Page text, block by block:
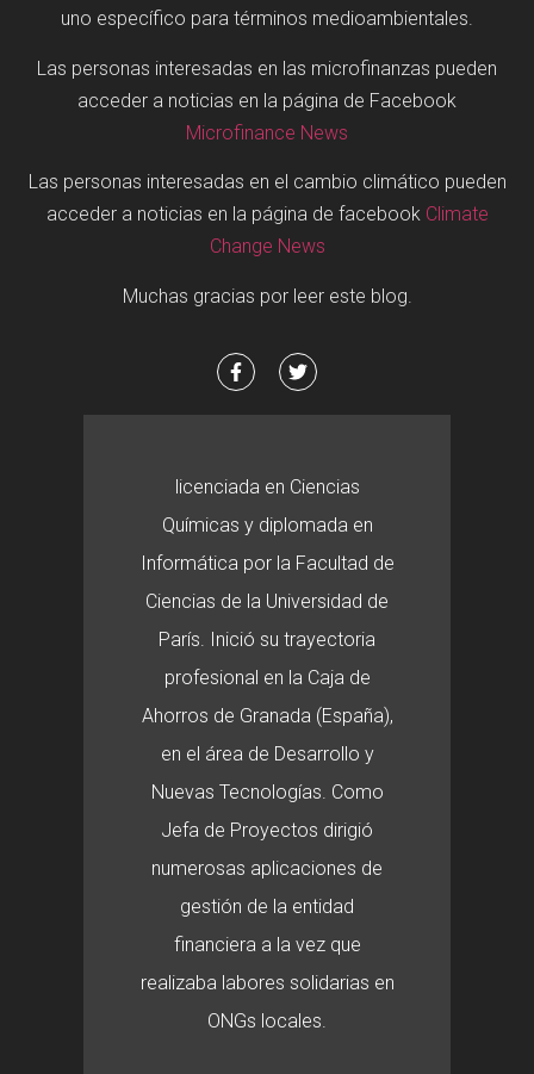
uno específico para términos medioambientales.
Las personas interesadas en las microfinanzas pueden
acceder a noticias en la página de Facebook
Microfinance News
Las personas interesadas en el cambio climático pueden
acceder a noticias en la página de facebook Climate
Change News
Muchas gracias por leer este blog.
licenciada en Ciencias
Químicas y diplomada en
Informática por la Facultad de
Ciencias de la Universidad de
París. Inició su trayectoria
profesional en la Caja de
Ahorros de Granada (España),
en el área de Desarrollo y
Nuevas Tecnologías. Como
Jefa de Proyectos dirigió
numerosas aplicaciones de
gestión de la entidad
financiera a la vez que
realizaba labores solidarias en
ONGs locales.